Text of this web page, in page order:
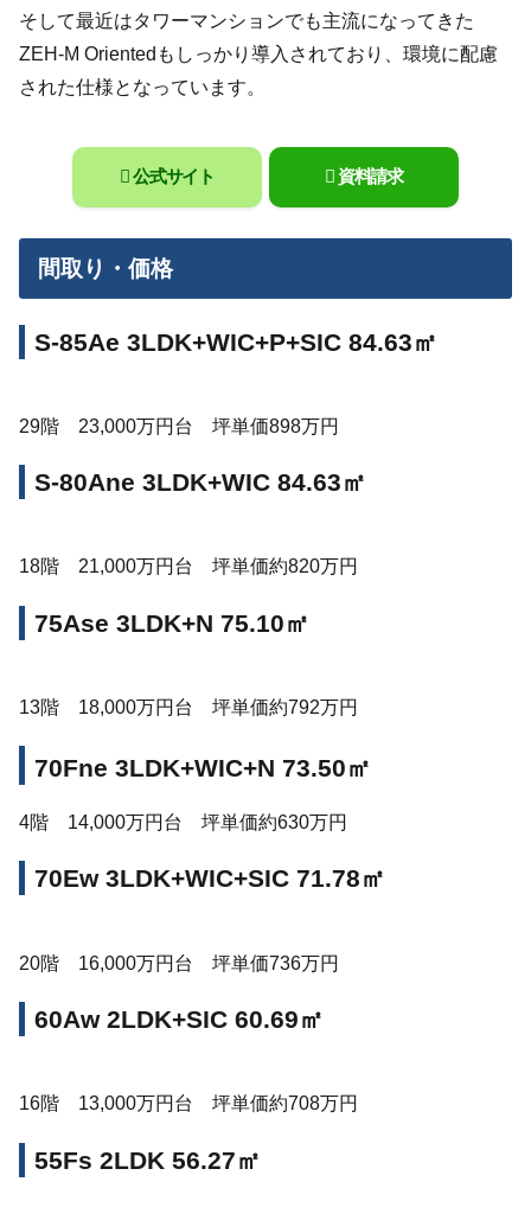
そして最近はタワーマンションでも主流になってきた
ZEH-M Orientedもしっかり導入されており、環境に配慮
された仕様となっています。
公式サイト 資料請求
間取り・価格
S-85Ae 3LDK+WIC+P+SIC 84.63㎡
29階 23,000万円台 坪単価898万円
S-80Ane 3LDK+WIC 84.63㎡
18階 21,000万円台 坪単価約820万円
75Ase 3LDK+N 75.10㎡
13階 18,000万円台 坪単価約792万円
70Fne 3LDK+WIC+N 73.50㎡
4階 14,000万円台 坪単価約630万円
70Ew 3LDK+WIC+SIC 71.78㎡
20階 16,000万円台 坪単価736万円
60Aw 2LDK+SIC 60.69㎡
16階 13,000万円台 坪単価約708万円
55Fs 2LDK 56.27㎡